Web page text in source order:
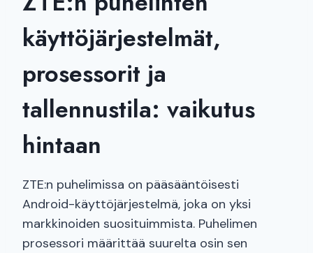
käyttöjärjestelmät,
prosessorit ja
tallennustila: vaikutus
hintaan
ZTE:n puhelimissa on pääsääntöisesti
Android-käyttöjärjestelmä, joka on yksi
markkinoiden suosituimmista. Puhelimen
prosessori määrittää suurelta osin sen